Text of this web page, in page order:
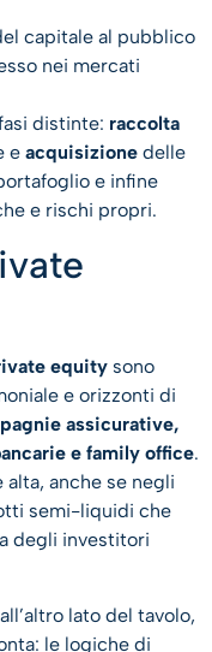
capitale al pubblico
nei mercati
distinte: raccolta
e acquisizione delle
e infine
e rischi propri.
equity sono
e orizzonti di
assicurative,
e family office.
anche se negli
semi-liquidi che
degli investitori
lato del tavolo,
le logiche di